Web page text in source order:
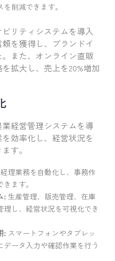
削減できます。
リティシステムを導入
を獲得し、ブランドイ
また、オンライン直販
拡大し、売上を20%増加
経営管理システムを導
効率化し、経営状況を
す。
経理業務を自動化し、事務作
ます。
: 生産管理、販売管理、在庫
理し、経営状況を可視化でき
: スマートフォンやタブレッ
データ入力や確認作業を行う